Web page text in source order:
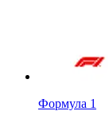
Формула 1